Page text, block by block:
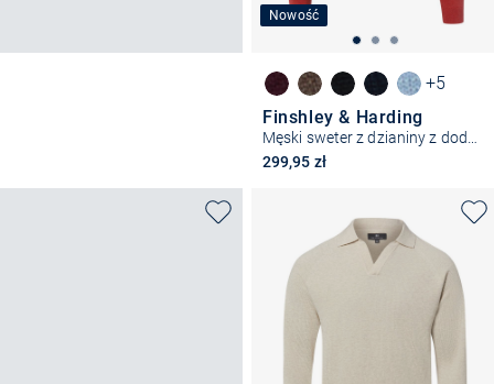
Nowość
+5
Finshley & Harding
299,95 zł